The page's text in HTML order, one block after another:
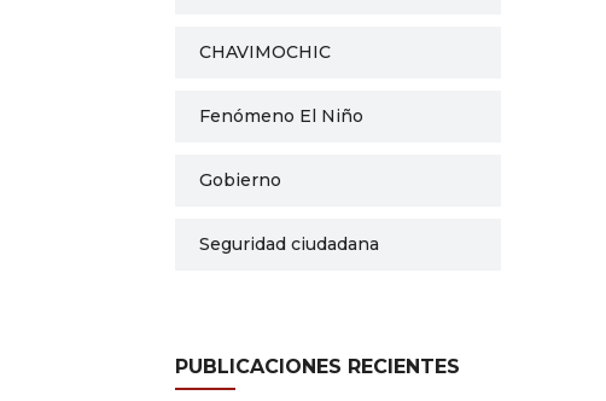
CHAVIMOCHIC
Fenómeno El Niño
Gobierno
Seguridad ciudadana
PUBLICACIONES RECIENTES